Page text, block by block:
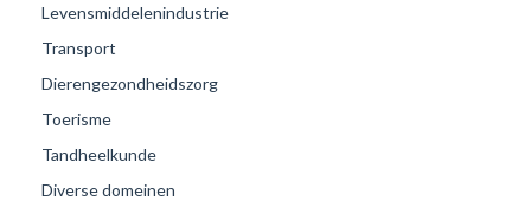
Levensmiddelenindustrie
Transport
Dierengezondheidszorg
Toerisme
Tandheelkunde
Diverse domeinen